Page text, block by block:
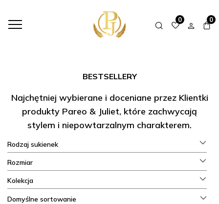
0 0
BESTSELLERY
BESTSELLERY
Najchętniej wybierane i doceniane przez Klientki
produkty Pareo & Juliet, które zachwycają
stylem i niepowtarzalnym charakterem.
Domyślne sortowanie
Rodzaj sukienek
Rozmiar
Kolekcja